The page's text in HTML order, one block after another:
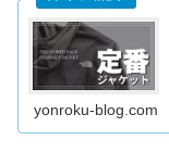
yonroku-blog.com